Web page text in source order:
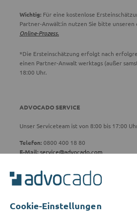
Wichtig: Für eine kostenlose
Partner-Anwält:in nutzen Sie bitte unseren
Online-Prozess.
*Die Ersteinschätzung erfolgt nach
einen Partner-Anwalt werktags (außer
18:00 Uhr.
ADVOCADO SERVICE
Unser Serviceteam ist von 8:00 bis 17:00
Telefon:0800 400 18 80
E-Mail:service@advocado.com
© 2026 advocado - einfach online den
Cookie-Einstellungen